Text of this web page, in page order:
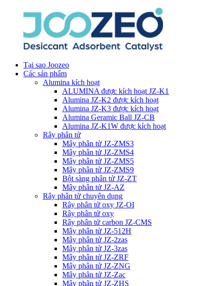
Tại sao Joozeo
Các sản phẩm
Alumina kích hoạt
ALUMINA được kích hoạt JZ-K1
Alumina JZ-K2 được kích hoạt
Alumina JZ-K3 được kích hoạt
Alumina Geramic Ball JZ-CB
Alumina JZ-K1W được kích hoạt
Rây phân tử
Mây phân tử JZ-ZMS3
Mây phân tử JZ-ZMS4
Mây phân tử JZ-ZMS5
Mây phân tử JZ-ZMS9
Bột sàng phân tử JZ-ZT
Mây phân tử JZ-AZ
Rây phân tử chuyên dụng
Rây phân tử oxy JZ-OI
Rây phân tử oxy
Rây phân tử carbon JZ-CMS
Mây phân tử JZ-512H
Mây phân tử JZ-2zas
Mây phân tử JZ-3zas
Mây phân tử JZ-ZRF
Mây phân tử JZ-ZNG
Mây phân tử JZ-Zac
Mây phân tử JZ-ZHS